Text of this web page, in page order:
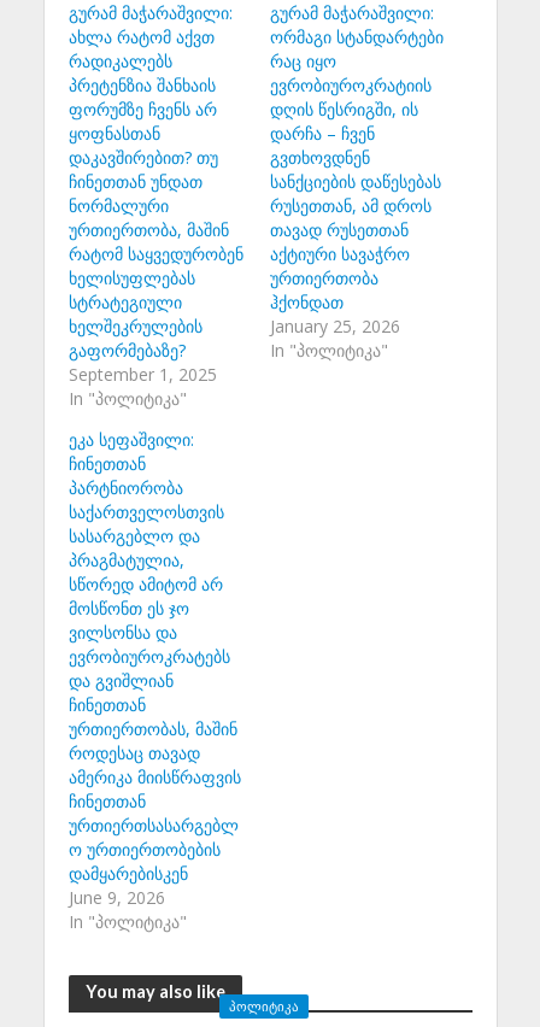
გურამ მაჭარაშვილი:
ახლა რატომ აქვთ
რადიკალებს
პრეტენზია შანხაის
ფორუმზე ჩვენს არ
ყოფნასთან
დაკავშირებით? თუ
ჩინეთთან უნდათ
ნორმალური
ურთიერთობა, მაშინ
რატომ საყვედურობენ
ხელისუფლებას
სტრატეგიული
ხელშეკრულების
გაფორმებაზე?
September 1, 2025
In "პოლიტიკა"
გურამ მაჭარაშვილი:
ორმაგი სტანდარტები
რაც იყო
ევრობიუროკრატიის
დღის წესრიგში, ის
დარჩა – ჩვენ
გვთხოვდნენ
სანქციების დაწესებას
რუსეთთან, ამ დროს
თავად რუსეთთან
აქტიური სავაჭრო
ურთიერთობა
ჰქონდათ
January 25, 2026
In "პოლიტიკა"
ეკა სეფაშვილი:
ჩინეთთან
პარტნიორობა
საქართველოსთვის
სასარგებლო და
პრაგმატულია,
სწორედ ამიტომ არ
მოსწონთ ეს ჯო
ვილსონსა და
ევრობიუროკრატებს
და გვიშლიან
ჩინეთთან
ურთიერთობას, მაშინ
როდესაც თავად
ამერიკა მიისწრაფვის
ჩინეთთან
ურთიერთსასარგებლ
ო ურთიერთობების
დამყარებისკენ
June 9, 2026
In "პოლიტიკა"
You may also like
ᲞᲝᲚᲘᲢᲘᲙᲐ